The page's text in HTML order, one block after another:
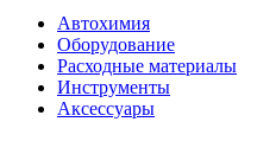
Автохимия
Оборудование
Расходные материалы
Инструменты
Аксессуары